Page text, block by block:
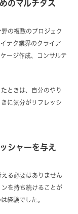
のマルチタス
の複数のプロジェク
テク業界のクライア
ージ作成、コンサルテ
ときは、自分のやり
に気分がリフレッシ
シャーを与え
る必要はありません
を持ち続けることが
経験でした。